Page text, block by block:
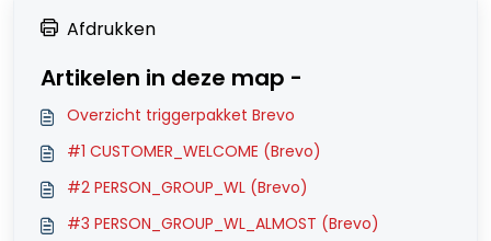
Afdrukken
Artikelen in deze map -
Overzicht triggerpakket Brevo
#1 CUSTOMER_WELCOME (Brevo)
#2 PERSON_GROUP_WL (Brevo)
#3 PERSON_GROUP_WL_ALMOST (Brevo)